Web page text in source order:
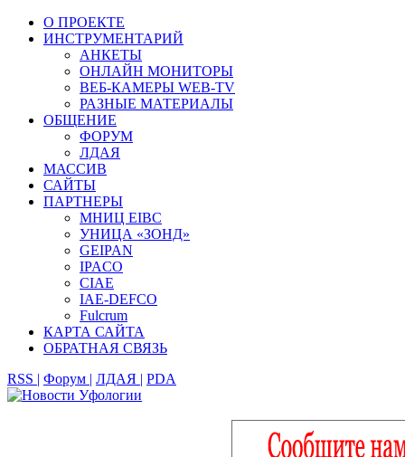
О ПРОЕКТЕ
ИНСТРУМЕНТАРИЙ
АНКЕТЫ
ОНЛАЙН МОНИТОРЫ
ВЕБ-КАМЕРЫ WEB-TV
РАЗНЫЕ МАТЕРИАЛЫ
ОБЩЕНИЕ
ФОРУМ
ЛДАЯ
МАССИВ
САЙТЫ
ПАРТНЕРЫ
МНИЦ EIBC
УНИЦА «ЗОНД»
GEIPAN
IPACO
CIAE
IAE-DEFCO
Fulcrum
КАРТА САЙТА
ОБРАТНАЯ СВЯЗЬ
RSS | Форум | ЛДАЯ | PDA